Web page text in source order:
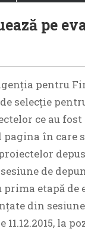
pe
pentru
selecție
ce au
pagina în care
de
prima etapă
din
11.12.2015, la